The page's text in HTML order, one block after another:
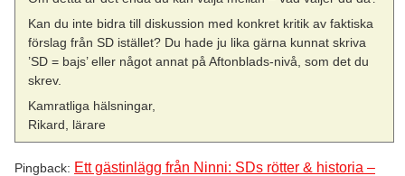
Kan du inte bidra till diskussion med konkret kritik av faktiska
förslag från SD istället? Du hade ju lika gärna kunnat skriva
’SD = bajs’ eller något annat på Aftonblads-nivå, som det du
skrev.
Kamratliga hälsningar,
Rikard, lärare
Pingback: Ett gästinlägg från Ninni: SDs rötter & historia –